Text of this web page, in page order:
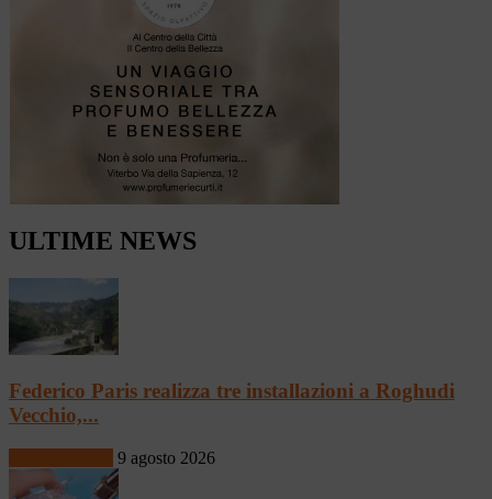
ULTIME NEWS
Federico Paris realizza tre installazioni a Roghudi
Vecchio,...
9 agosto 2026